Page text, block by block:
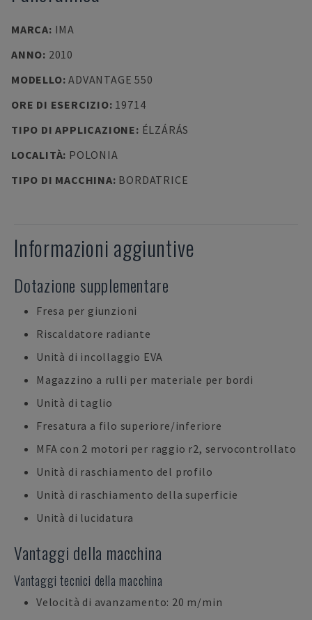
MARCA: IMA
ANNO: 2010
MODELLO:ADVANTAGE 550
ORE DI ESERCIZIO: 19714
TIPO DI APPLICAZIONE: ÉLZÁRÁS
LOCALITÀ: POLONIA
TIPO DI MACCHINA: BORDATRICE
Informazioni aggiuntive
Dotazione supplementare
Fresa per giunzioni
Riscaldatore radiante
Unità di incollaggio EVA
Magazzino a rulli per materiale per bordi
Unità di taglio
Fresatura a filo superiore/inferiore
MFA con 2 motori per raggio r2, servocontrollato
Unità di raschiamento del profilo
Unità di raschiamento della superficie
Unità di lucidatura
Vantaggi della macchina
Vantaggi tecnici della macchina
Velocità di avanzamento: 20 m/min